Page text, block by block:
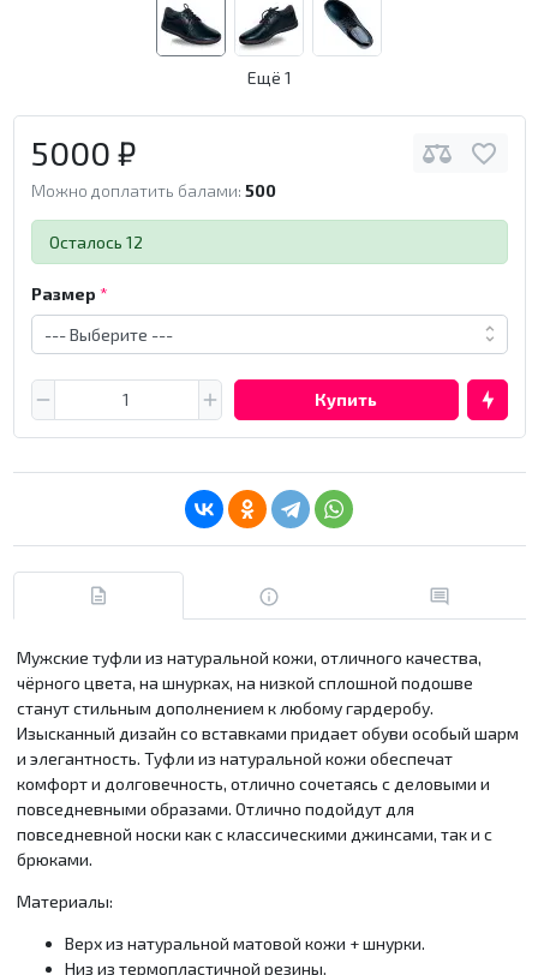
Ещё 1
5000 ₽
Можно доплатить балами: 500
Осталось 12
Размер
Купить
Мужские туфли из натуральной кожи, отличного качества,
чёрного цвета, на шнурках, на низкой сплошной подошве
станут стильным дополнением к любому гардеробу.
Изысканный дизайн со вставками придает обуви особый шарм
и элегантность. Туфли из натуральной кожи обеспечат
комфорт и долговечность, отлично сочетаясь с деловыми и
повседневными образами. Отлично подойдут для
повседневной носки как с классическими джинсами, так и с
брюками.
Материалы:
Верх из натуральной матовой кожи + шнурки.
Низ из термопластичной резины.